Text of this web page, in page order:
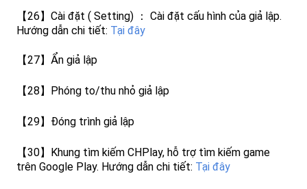
【26】Cài đặt ( Setting) ： Cài đặt cấu hình của giả lập.
Hướng dẫn chi tiết: Tại đây
【27】Ẩn giả lập
【28】Phóng to/thu nhỏ giả lập
【29】Đóng trình giả lập
【30】Khung tìm kiếm CHPlay, hỗ trợ tìm kiếm game
trên Google Play. Hướng dẫn chi tiết: Tại đây